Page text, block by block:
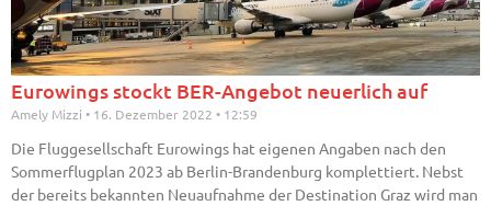
Eurowings stockt BER-Angebot neuerlich auf
Amely Mizzi 16. Dezember 2022 12:59
Die Fluggesellschaft Eurowings hat eigenen Angaben nach den
Sommerflugplan 2023 ab Berlin-Brandenburg komplettiert. Nebst
der bereits bekannten Neuaufnahme der Destination Graz wird man